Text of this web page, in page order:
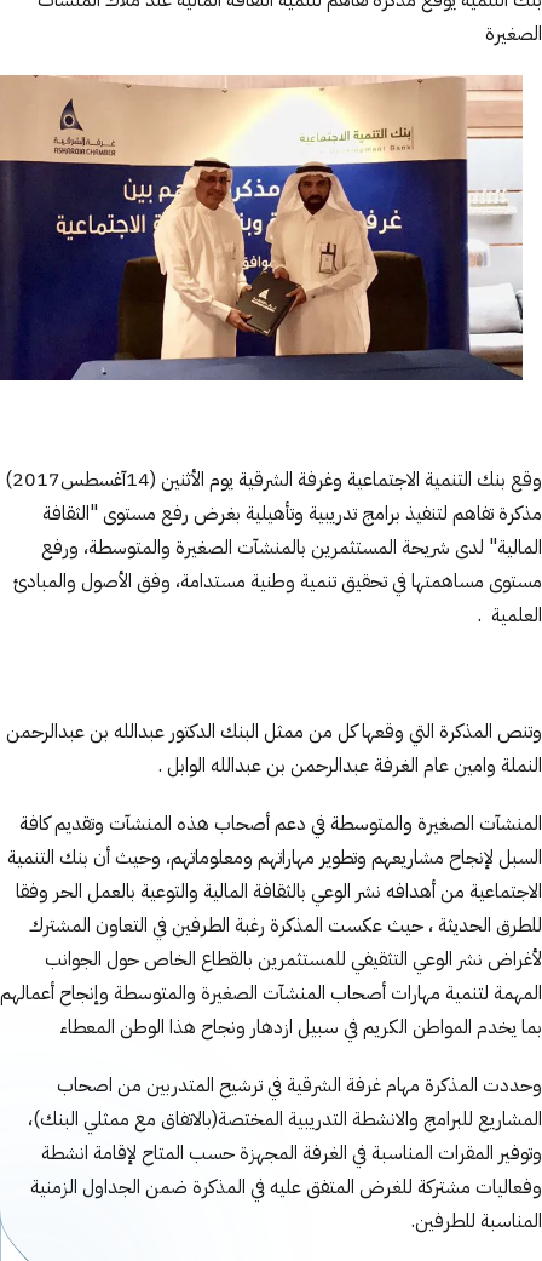
الصغيرة
وقع بنك التنمية الاجتماعية وغرفة الشرقية يوم الأثنين (14آغسطس2017)
مذكرة تفاهم لتنفيذ برامج تدريبية وتأهيلية بغرض رفع مستوى "الثقافة
المالية" لدى شريحة المستثمرين بالمنشآت الصغيرة والمتوسطة، ورفع
مستوى مساهمتها في تحقيق تنمية وطنية مستدامة، وفق الأصول والمبادئ
العلمية .
وتنص المذكرة التي وقعها كل من ممثل البنك الدكتور عبدالله بن عبدالرحمن
النملة وامين عام الغرفة عبدالرحمن بن عبدالله الوابل .
المنشآت الصغيرة والمتوسطة في دعم أصحاب هذه المنشآت وتقديم كافة
السبل لإنجاح مشاريعهم وتطوير مهاراتهم ومعلوماتهم، وحيث أن بنك التنمية
الاجتماعية من أهدافه نشر الوعي بالثقافة المالية والتوعية بالعمل الحر وفقا
للطرق الحديثة ، حيث عكست المذكرة رغبة الطرفين في التعاون المشترك
لأغراض نشر الوعي التثقيفي للمستثمرين بالقطاع الخاص حول الجوانب
المهمة لتنمية مهارات أصحاب المنشآت الصغيرة والمتوسطة وإنجاح أعمالهم
بما يخدم المواطن الكريم في سبيل ازدهار ونجاح هذا الوطن المعطاء
وحددت المذكرة مهام غرفة الشرقية في ترشيح المتدربين من اصحاب
المشاريع للبرامج والانشطة التدريبية المختصة(بالاتفاق مع ممثلي البنك)،
وتوفير المقرات المناسبة في الغرفة المجهزة حسب المتاح لإقامة انشطة
وفعاليات مشتركة للغرض المتفق عليه في المذكرة ضمن الجداول الزمنية
المناسبة للطرفين.